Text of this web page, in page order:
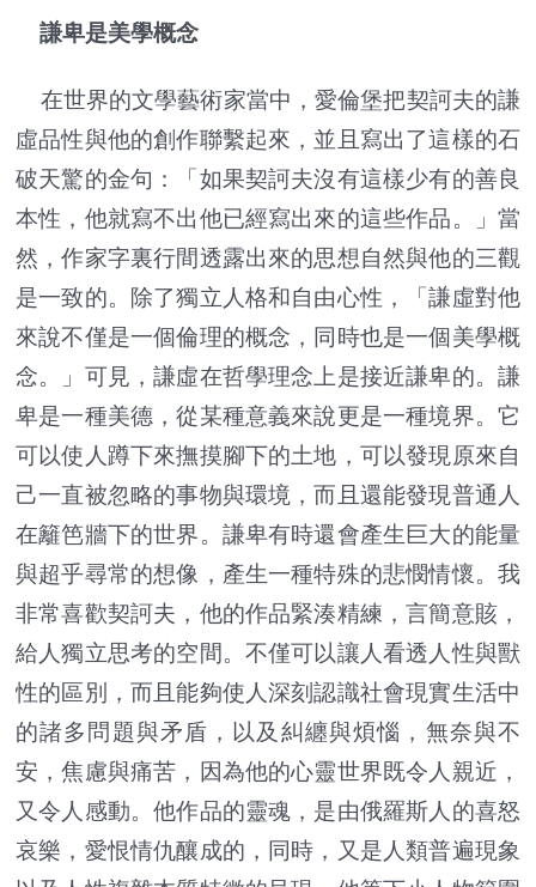
謙卑是美學概念
在世界的文學藝術家當中，愛倫堡把契訶夫的謙
虛品性與他的創作聯繫起來，並且寫出了這樣的石
破天驚的金句：「如果契訶夫沒有這樣少有的善良
本性，他就寫不出他已經寫出來的這些作品。」當
然，作家字裏行間透露出來的思想自然與他的三觀
是一致的。除了獨立人格和自由心性，「謙虛對他
來說不僅是一個倫理的概念，同時也是一個美學概
念。」可見，謙虛在哲學理念上是接近謙卑的。謙
卑是一種美德，從某種意義來說更是一種境界。它
可以使人蹲下來撫摸腳下的土地，可以發現原來自
己一直被忽略的事物與環境，而且還能發現普通人
在籬笆牆下的世界。謙卑有時還會產生巨大的能量
與超乎尋常的想像，產生一種特殊的悲憫情懷。我
非常喜歡契訶夫，他的作品緊湊精練，言簡意賅，
給人獨立思考的空間。不僅可以讓人看透人性與獸
性的區別，而且能夠使人深刻認識社會現實生活中
的諸多問題與矛盾，以及糾纏與煩惱，無奈與不
安，焦慮與痛苦，因為他的心靈世界既令人親近，
又令人感動。他作品的靈魂，是由俄羅斯人的喜怒
哀樂，愛恨情仇釀成的，同時，又是人類普遍現象